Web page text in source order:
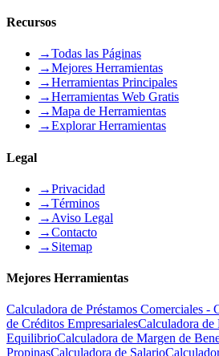
Recursos
→Todas las Páginas
→Mejores Herramientas
→Herramientas Principales
→Herramientas Web Gratis
→Mapa de Herramientas
→Explorar Herramientas
Legal
→Privacidad
→Términos
→ Aviso Legal
→Contacto
→ Sitemap
Mejores Herramientas
Calculadora de Préstamos Comerciales -
de Créditos EmpresarialesCalculadora de
EquilibrioCalculadora de Margen de
PropinasCalculadora de Salario